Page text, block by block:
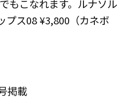
もこなれます。ルナソル
プス08 ¥3,800（カネボ
掲載